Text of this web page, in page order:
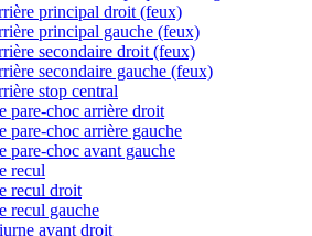
principal droit (feux)
principal gauche (feux)
secondaire droit (feux)
secondaire gauche (feux)
stop central
pare-choc arrière droit
pare-choc arrière gauche
pare-choc avant gauche
recul
recul droit
recul gauche
avant droit